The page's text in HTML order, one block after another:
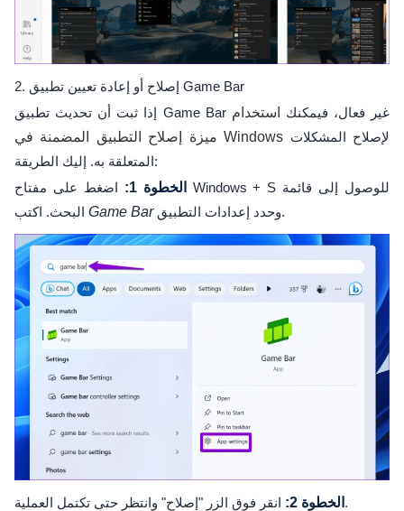
2. إصلاح أو إعادة تعيين تطبيق Game Bar
إذا ثبت أن تحديث تطبيق Game Bar غير فعال، فيمكنك
استخدام
ميزة إصلاح التطبيق المضمنة في Windows
المتعلقة به. إليك الطريقة:
الخطوة 1:
اضغط على مفتاح Windows + S للوصول إلى قائمة
Game Bar وحدد إعدادات التطبيق.
الخطوة 2: انقر فوق الزر "إصلاح" وانتظر حتى تكتمل العملية.